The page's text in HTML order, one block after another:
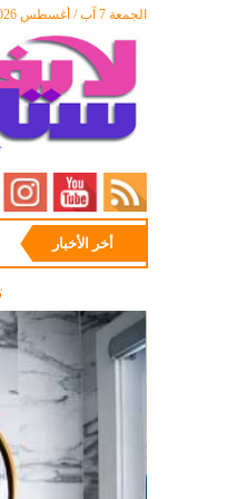
الجمعة 7 آب / أغسطس 2026
أبرز المشاكل شيوعاً في
أخر الأخبار